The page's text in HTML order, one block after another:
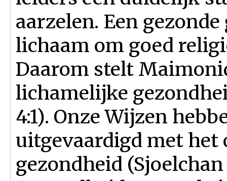
aarzelen. Een
lichaam om goed
Daarom stelt
lichamelijke
4:1). Onze Wijzen
uitgevaardigd met het
gezondheid (Sjoelchan